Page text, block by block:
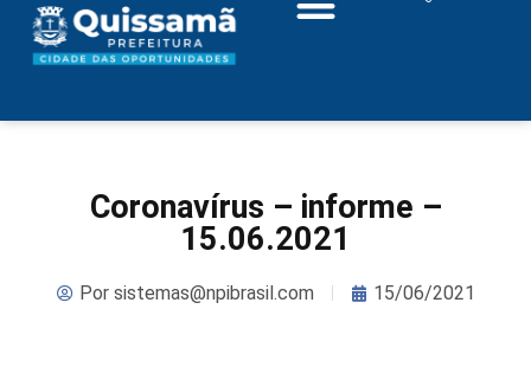
Coronavírus – informe –
15.06.2021
Porsistemas@npibrasil.com 15/06/2021